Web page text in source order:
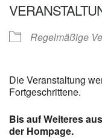
Regelmäßige
Die Veranstaltung
Fortgeschrittene.
Bis auf Weiteres
der Hompage.